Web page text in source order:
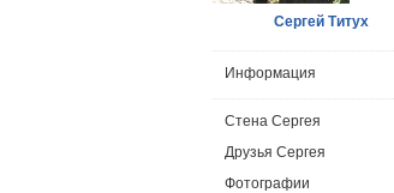
Сергей Титух
Информация
Стена Сергея
Друзья Сергея
Фотографии